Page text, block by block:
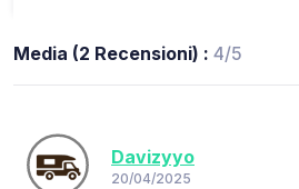
Media (2 Recensioni) : 4/5
Davizyyo
20/04/2025